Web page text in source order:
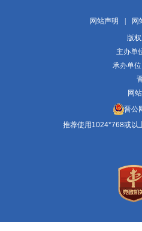
网站声明
网
版
主办单
承办单
网
晋公
推荐使用1024*768或以